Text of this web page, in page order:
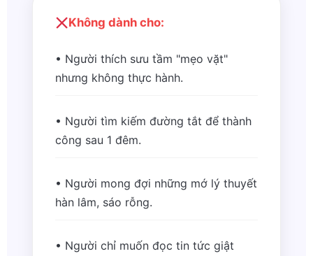
Không dành cho:
• Người thích sưu tầm "mẹo vặt"
nhưng không thực hành.
• Người tìm kiếm đường tắt để thành
công sau 1 đêm.
• Người mong đợi những mớ lý thuyết
hàn lâm, sáo rỗng.
• Người chỉ muốn đọc tin tức giật